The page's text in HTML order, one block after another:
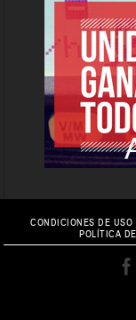
CONDICIONES DE USO
POLÍTICA